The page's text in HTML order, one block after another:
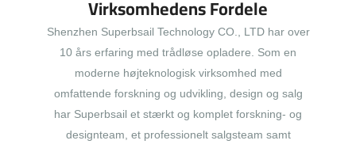
Virksomhedens Fordele
Shenzhen Superbsail Technology CO., LTD har over
10 års erfaring med trådløse opladere. Som en
moderne højteknologisk virksomhed med
omfattende forskning og udvikling, design og salg
har Superbsail et stærkt og komplet forskning- og
designteam, et professionelt salgsteam samt